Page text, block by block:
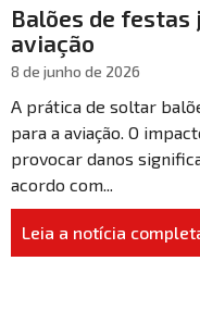
Balões de festas
aviação
8 de junho de 2026
A prática de soltar
para a aviação. O
provocar danos
acordo com...
Leia a notícia